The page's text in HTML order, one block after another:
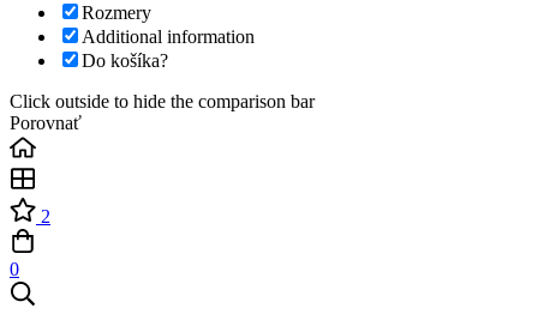
Rozmery
Additional information
Do košíka?
Click outside to hide the comparison bar
Porovnať
2
0